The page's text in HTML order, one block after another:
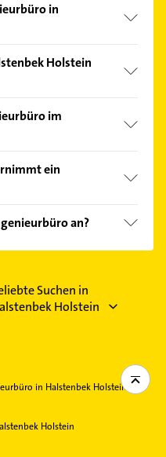
in
Sie von den
können Sie sich
Holstein
Sonn- und
im
ein
an?
Suchen in
Holstein
in Halstenbek Holstein
Holstein